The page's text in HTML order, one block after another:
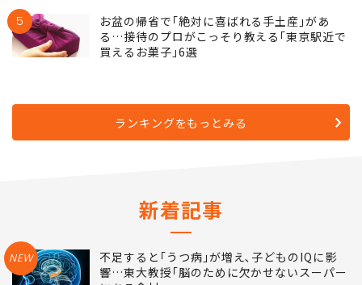
5
お盆の帰省で｢絶対に喜ばれる手土産｣があ
る…接待のプロがこっそり教える｢東京駅近で
買えるお菓子｣6選
ランキングをもっとみる
新着記事
NEW
不足すると｢うつ病｣が増え､子どものIQに影
響…東大教授｢脳のために欠かせないスーパー